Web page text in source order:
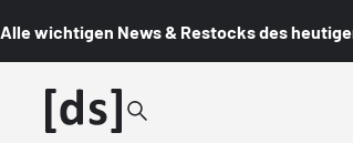
Alle wichtigen News & Restocks des